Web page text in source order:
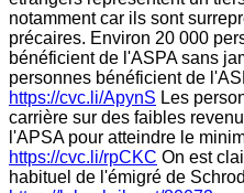
notamment car ils sont
précaires. Environ 20 000
bénéficient de l'ASPA sans
personnes bénéficient de
https://cvc.li/ApynS Les
carrière sur des faibles
l'APSA pour atteindre le
https://cvc.li/rpCKC On est
habituel de l'émigré de